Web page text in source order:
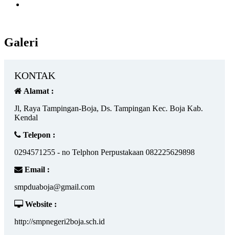
Galeri
KONTAK
Alamat :
Jl, Raya Tampingan-Boja, Ds. Tampingan Kec. Boja Kab.
Kendal
Telepon :
0294571255 - no Telphon Perpustakaan 082225629898
Email :
smpduaboja@gmail.com
Website :
http://smpnegeri2boja.sch.id